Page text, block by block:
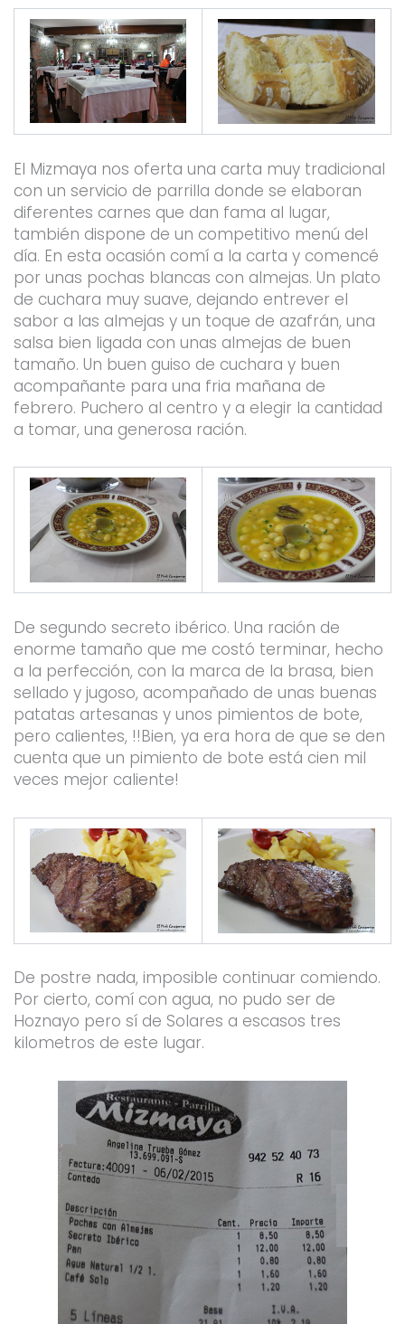
El Mizmaya nos oferta una carta muy tradicional
con un servicio de parrilla donde se elaboran
diferentes carnes que dan fama al lugar,
también dispone de un competitivo menú del
día. En esta ocasión comí a la carta y comencé
por unas pochas blancas con almejas. Un plato
de cuchara muy suave, dejando entrever el
sabor a las almejas y un toque de azafrán, una
salsa bien ligada con unas almejas de buen
tamaño. Un buen guiso de cuchara y buen
acompañante para una fria mañana de
febrero. Puchero al centro y a elegir la cantidad
a tomar, una generosa ración.
De segundo secreto ibérico. Una ración de
enorme tamaño que me costó terminar, hecho
a la perfección, con la marca de la brasa, bien
sellado y jugoso, acompañado de unas buenas
patatas artesanas y unos pimientos de bote,
pero calientes, !!Bien, ya era hora de que se den
cuenta que un pimiento de bote está cien mil
veces mejor caliente!
De postre nada, imposible continuar comiendo.
Por cierto, comí con agua, no pudo ser de
Hoznayo pero sí de Solares a escasos tres
kilometros de este lugar.